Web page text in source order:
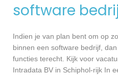
software
Indien je van plan bent om op
binnen een software bedrijf,
functies terecht. Kijk voor
Intradata BV in Schiphol-rijk In